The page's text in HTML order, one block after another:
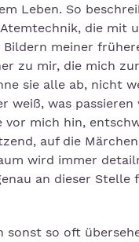
Leben. So
die mit
meiner
zu mir, die mich
sie alle ab, nicht
weiß, was
mich hin,
auf die
wird immer
an dieser Stelle
so oft